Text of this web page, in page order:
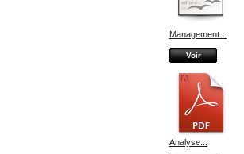
Management...
Voir
Analyse...